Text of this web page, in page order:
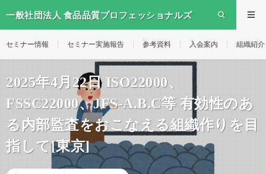
一般社団法人 食品品質プロフェッショナルズ
セミナー情報 セミナー実施報告 参考資料 入会案内 組織紹介
2025年4月22日 ISO22000、
FSSC22000、JFS-A.B.C等 有効性のあ
る内部監査をおこなえる組織作りを目
指して[東京]